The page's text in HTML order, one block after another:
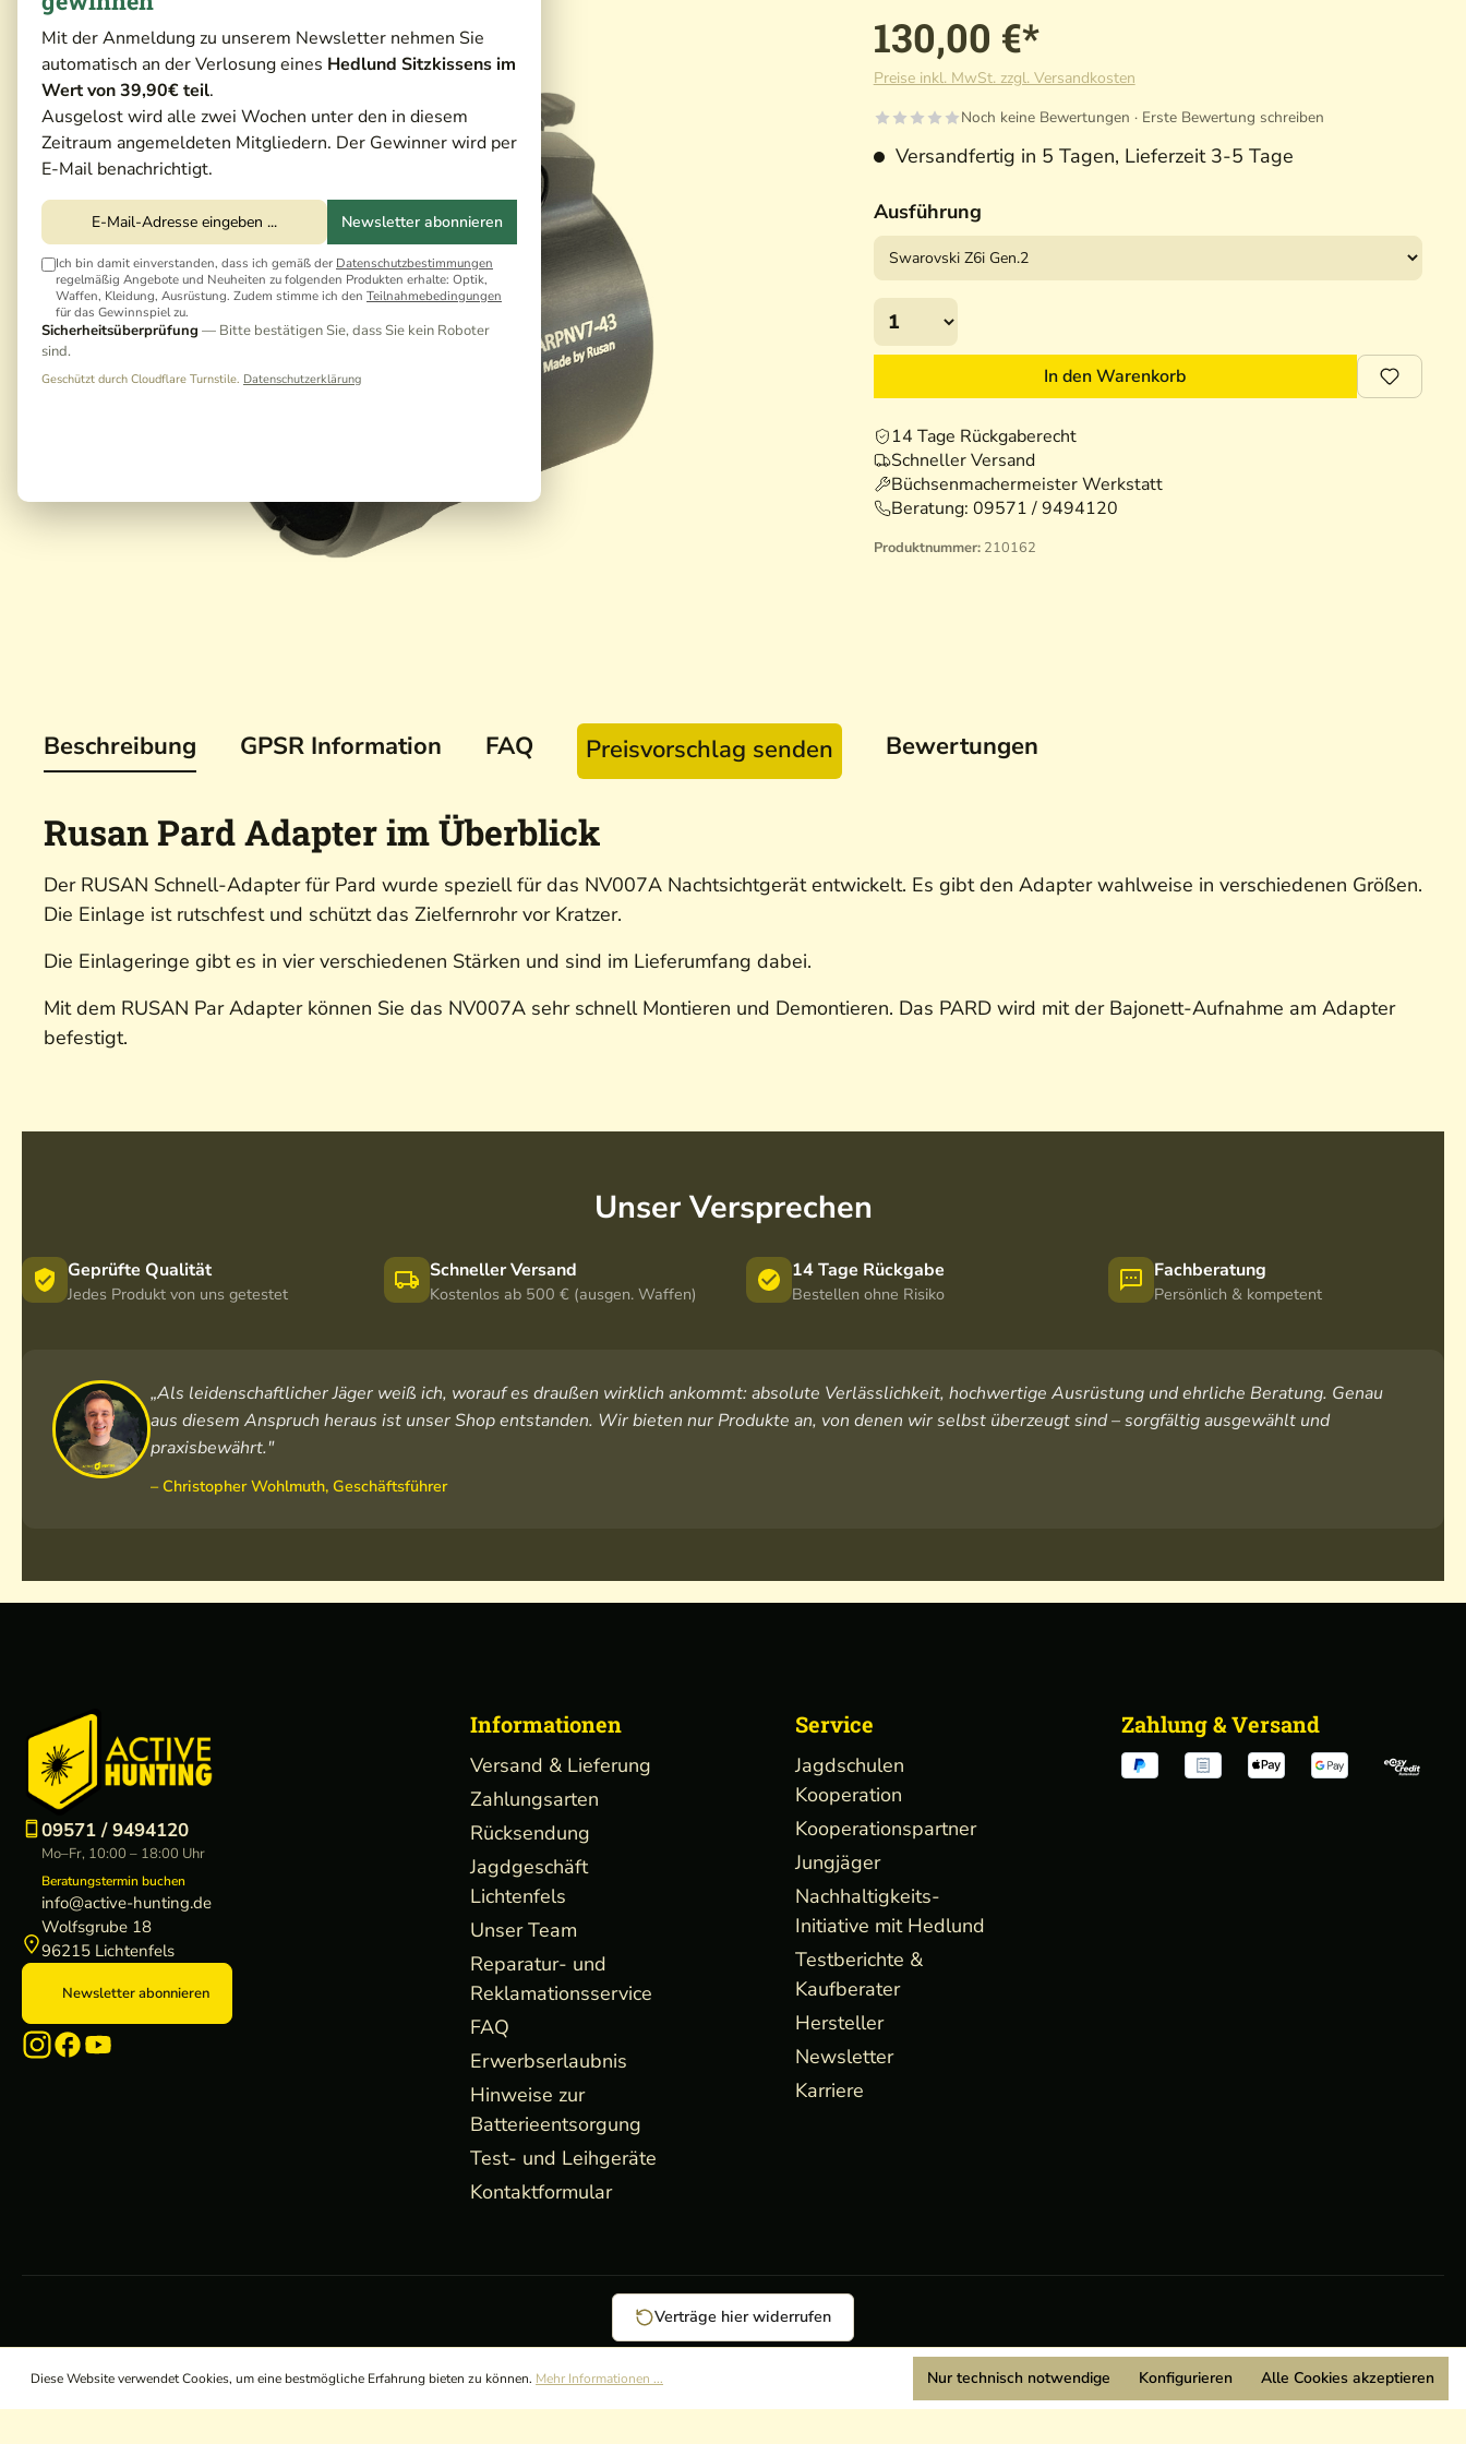
Mit der Anmeldung zu unserem Newsletter nehmen Sie
automatisch an der Verlosung eines Hedlund Sitzkissens im
Wert von 39,90€ teil.
Ausgelost wird alle zwei Wochen unter den in diesem
Zeitraum angemeldeten Mitgliedern. Der Gewinner wird per
E-Mail benachrichtigt.
Newsletter abonnieren
Ich bin damit einverstanden, dass ich gemäß der Datenschutzbestimmungen
regelmäßig Angebote und Neuheiten zu folgenden Produkten erhalte: Optik,
Waffen, Kleidung, Ausrüstung. Zudem stimme ich den Teilnahmebedingungen
für das Gewinnspiel zu.
Sicherheitsüberprüfung — Bitte bestätigen Sie, dass Sie kein Roboter
sind.
Geschützt durch Cloudflare Turnstile. Datenschutzerklärung
130,00 €*
Preise inkl. MwSt. zzgl. Versandkosten
Noch keine Bewertungen · Erste Bewertung schreiben
Versandfertig in 5 Tagen, Lieferzeit 3-5 Tage
Ausführung
In den Warenkorb
14 Tage Rückgaberecht
Schneller Versand
Büchsenmachermeister Werkstatt
Beratung: 09571 / 9494120
Produktnummer: 210162
Beschreibung GPSR Information FAQ Preisvorschlag senden Bewertungen
Rusan Pard Adapter im Überblick
Der RUSAN Schnell-Adapter für Pard wurde speziell für das NV007A Nachtsichtgerät entwickelt. Es gibt den Adapter wahlweise in verschiedenen Größen.
Die Einlage ist rutschfest und schützt das Zielfernrohr vor Kratzer.
Die Einlageringe gibt es in vier verschiedenen Stärken und sind im Lieferumfang dabei.
Mit dem RUSAN Par Adapter können Sie das NV007A sehr schnell Montieren und Demontieren. Das PARD wird mit der Bajonett-Aufnahme am Adapter
befestigt.
Unser Versprechen
Geprüfte Qualität
Jedes Produkt von uns getestet
Schneller Versand
Kostenlos ab 500 € (ausgen. Waffen)
14 Tage Rückgabe
Bestellen ohne Risiko
Fachberatung
Persönlich & kompetent
„Als leidenschaftlicher Jäger weiß ich, worauf es draußen wirklich ankommt: absolute Verlässlichkeit, hochwertige Ausrüstung und ehrliche Beratung. Genau
aus diesem Anspruch heraus ist unser Shop entstanden. Wir bieten nur Produkte an, von denen wir selbst überzeugt sind – sorgfältig ausgewählt und
praxisbewährt."
– Christopher Wohlmuth, Geschäftsführer
09571 / 9494120
Mo–Fr, 10:00 – 18:00 Uhr
Beratungstermin buchen
info@active-hunting.de
Wolfsgrube 18
96215 Lichtenfels
Newsletter abonnieren
Informationen
Versand & Lieferung
Zahlungsarten
Rücksendung
Jagdgeschäft
Lichtenfels
Unser Team
Reparatur- und
Reklamationsservice
FAQ
Erwerbserlaubnis
Hinweise zur
Batterieentsorgung
Test- und Leihgeräte
Kontaktformular
Service
Jagdschulen
Kooperation
Kooperationspartner
Jungjäger
Nachhaltigkeits-
Initiative mit Hedlund
Testberichte &
Kaufberater
Hersteller
Newsletter
Karriere
Zahlung & Versand
Verträge hier widerrufen
Wir sind Mitglied:
Diese Website verwendet Cookies, um eine bestmögliche Erfahrung bieten zu können. Mehr Informationen ... Nur technisch notwendige Konfigurieren Alle Cookies akzeptieren